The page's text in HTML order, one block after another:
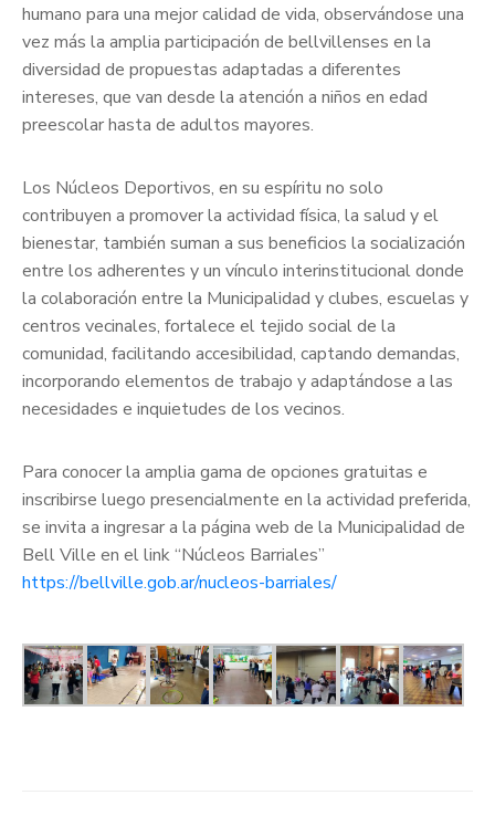
humano para una mejor calidad de vida, observándose una
vez más la amplia participación de bellvillenses en la
diversidad de propuestas adaptadas a diferentes
intereses, que van desde la atención a niños en edad
preescolar hasta de adultos mayores.
Los Núcleos Deportivos, en su espíritu no solo
contribuyen a promover la actividad física, la salud y el
bienestar, también suman a sus beneficios la socialización
entre los adherentes y un vínculo interinstitucional donde
la colaboración entre la Municipalidad y clubes, escuelas y
centros vecinales, fortalece el tejido social de la
comunidad, facilitando accesibilidad, captando demandas,
incorporando elementos de trabajo y adaptándose a las
necesidades e inquietudes de los vecinos.
Para conocer la amplia gama de opciones gratuitas e
inscribirse luego presencialmente en la actividad preferida,
se invita a ingresar a la página web de la Municipalidad de
Bell Ville en el link “Núcleos Barriales”
https://bellville.gob.ar/nucleos-barriales/